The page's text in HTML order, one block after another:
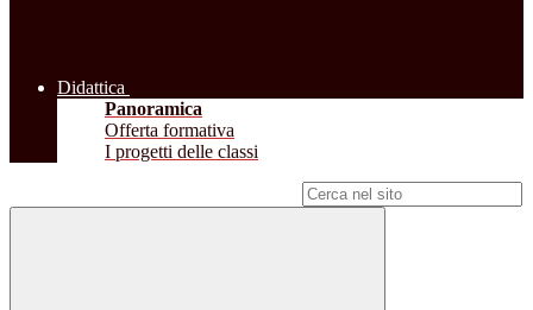
Didattica
Panoramica
Offerta formativa
I progetti delle classi